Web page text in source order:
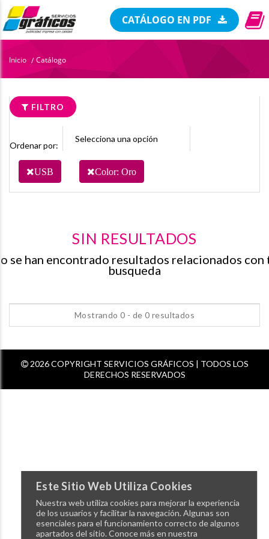
CATÁLOGO EN PDF
Inicio / Catálogo
Este Sitio Web Utiliza Cookies
Nuestra web utiliza cookies para mejorar la experiencia
de los usuarios y facilitar la navegación. Algunas son
esenciales para el funcionamiento correcto de algunos
apartados del sitio. Conoce más en nuestra
FILTRO
Ordenar por:
USB Color: Oro
SIN RESULTADOS
se han encontrado resultados relacionados con
busqueda
Mostrando 0 - de 0 resultados
2026 COPYRIGHT SERVICIOS GRÁFICOS | TODOS LOS
DERECHOS RESERVADOS